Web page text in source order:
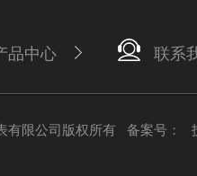
品中心 联系
有限公司版权所有 备案号：